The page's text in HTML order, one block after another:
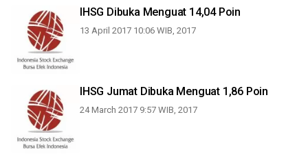
IHSG Dibuka Menguat 14,04 Poin
13 April 2017 10:06 WIB, 2017
IHSG Jumat Dibuka Menguat 1,86 Poin
24 March 2017 9:57 WIB, 2017